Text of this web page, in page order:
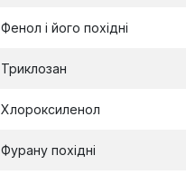
Фенол і його похідні
Триклозан
Хлороксиленол
Фурану похідні